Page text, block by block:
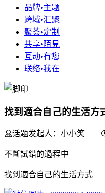
品牌•主题
跨域•汇聚
聚荟•定制
共享•陌見
互动•有您
联络•我在
找到適合自己的生活方
话题发起人：小小笑
不斷試錯的過程中
找到適合自己的生活方式